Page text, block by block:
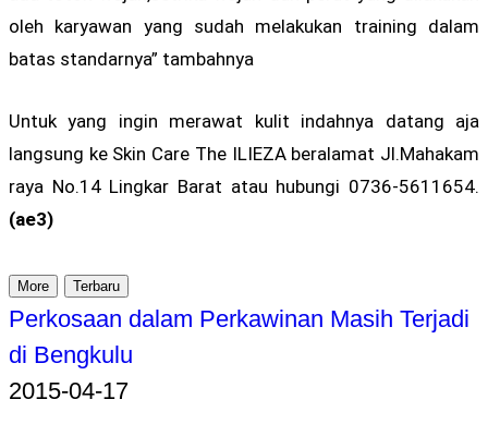
oleh karyawan yang sudah melakukan training dalam
batas standarnya” tambahnya
Untuk yang ingin merawat kulit indahnya datang aja
langsung ke Skin Care The ILIEZA beralamat Jl.Mahakam
raya No.14 Lingkar Barat atau hubungi 0736-5611654.
(ae3)
More Terbaru
Perkosaan dalam Perkawinan Masih Terjadi
di Bengkulu
2015-04-17